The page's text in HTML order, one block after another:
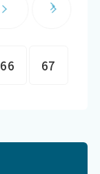
66 67